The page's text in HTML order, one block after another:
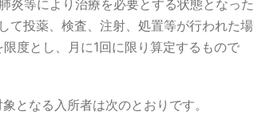
炎等により治療を必要とする状態となった
て投薬、検査、注射、処置等が行われた場
度とし、月に1回に限り算定するもので
となる入所者は次のとおりです。